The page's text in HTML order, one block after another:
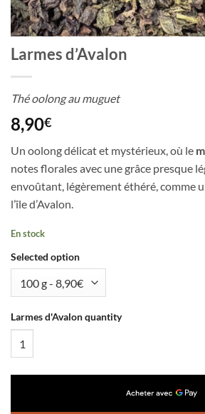
Larmes d’Avalon
Thé oolong au muguet
8,90€
Un oolong délicat et mystérieux, où le
notes florales avec une grâce presque
envoûtant, légèrement éthéré, comme
l’île d’Avalon.
En stock
Selected option
Larmes d'Avalon quantity